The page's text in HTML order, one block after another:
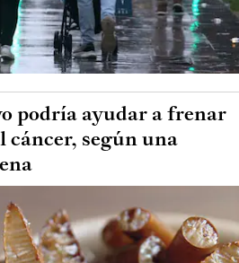
podría ayudar a frenar
cáncer, según una